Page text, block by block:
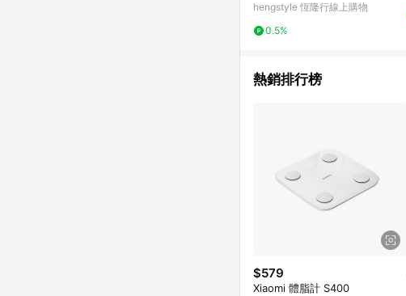
hengstyle 恆隆行線上購物
0.5%
熱銷排行榜
$579
Xiaomi 體脂計 S400